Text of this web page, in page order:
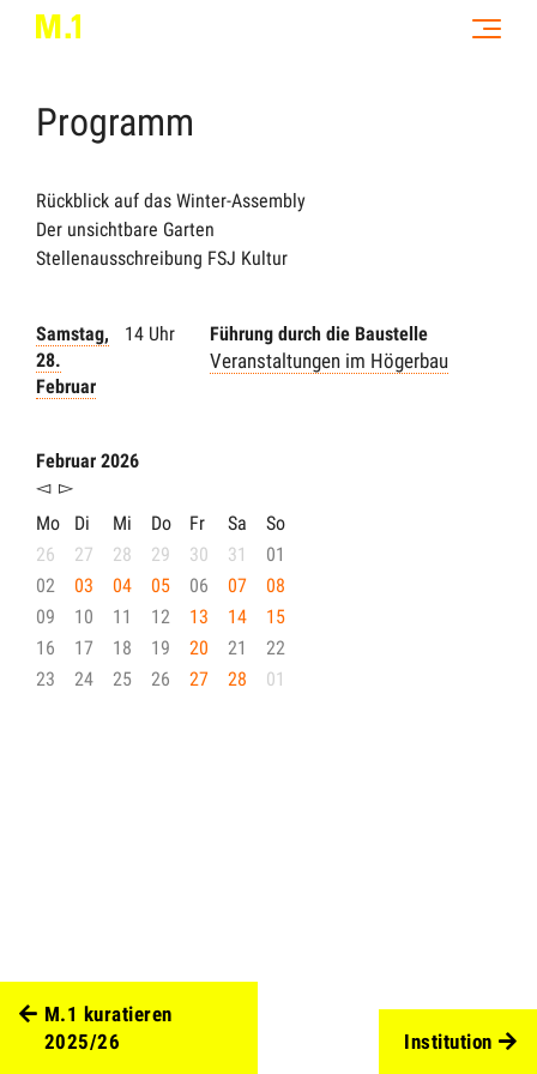
Programm
Rückblick auf das Winter-Assembly
Der unsichtbare Garten
Stellenausschreibung FSJ Kultur
Samstag,
28.
Februar
14 Uhr Führung durch die Baustelle
Veranstaltungen im Högerbau
Februar 2026
◅ ▻
Mo
Di Mi Do Fr Sa
So
26
27 28 29 30 31
01
02
03 04 05 06 07
08
09
10 11 12 13 14
15
16
17 18 19 20 21
22
23
24 25 26 27 28 01
M.1 kuratieren
2025/26
Institution